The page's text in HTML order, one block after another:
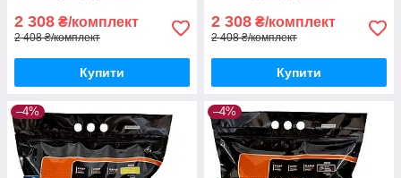
2 308 ₴/комплект
2 408 ₴/комплект
Купити
2 308 ₴/комплект
2 408 ₴/комплект
Купити
–4% –4%